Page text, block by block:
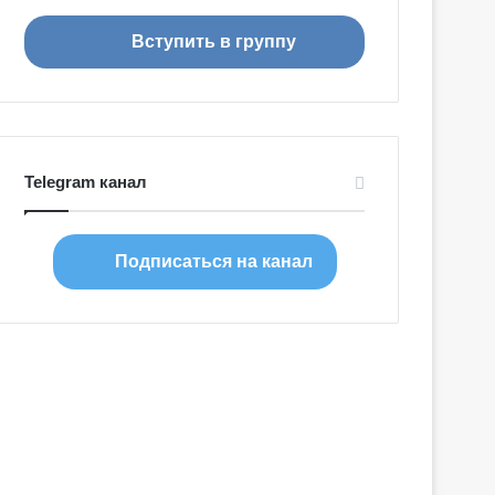
я
Вступить в группу
Telegram канал
Подписаться на канал